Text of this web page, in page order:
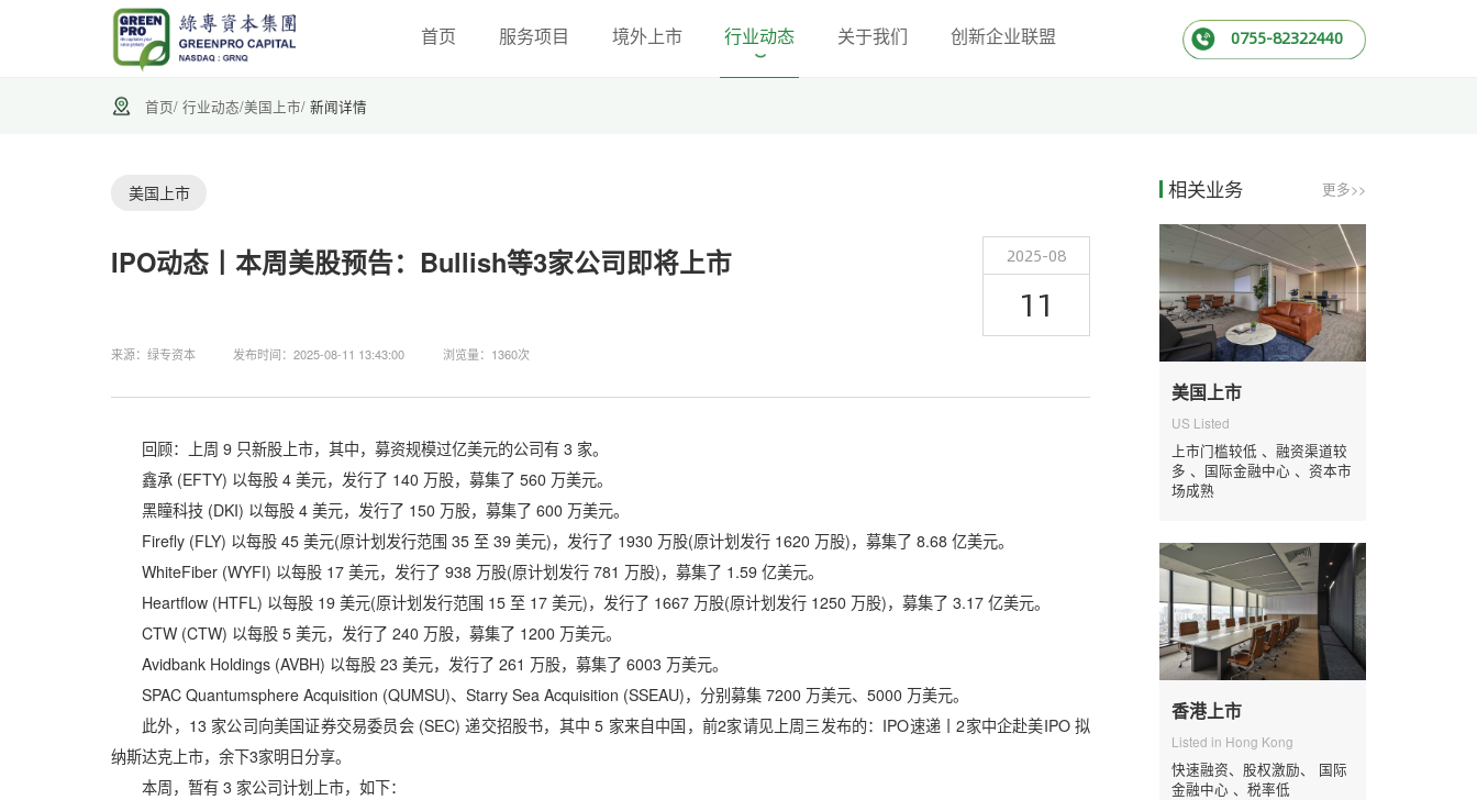
首页 服务项目 境外上市 行业动态 关于我们 创新企业联盟 0755-82322440
首页/行业动态/美国上市/ 新闻详情
美国上市
IPO动态丨本周美股预告：Bullish等3家公司即将上市 2025-08
11
来源：绿专资本 发布时间：2025-08-11 13:43:00 浏览量：1360次
回顾：上周 9 只新股上市，其中，募资规模过亿美元的公司有 3 家。
鑫承 (EFTY) 以每股 4 美元，发行了 140 万股，募集了 560 万美元。
黑瞳科技 (DKI) 以每股 4 美元，发行了 150 万股，募集了 600 万美元。
Firefly (FLY) 以每股 45 美元(原计划发行范围 35 至 39 美元)，发行了 1930 万股(原计划发行 1620 万股)，募集了 8.68 亿美元。
WhiteFiber (WYFI) 以每股 17 美元，发行了 938 万股(原计划发行 781 万股)，募集了 1.59 亿美元。
Heartflow (HTFL) 以每股 19 美元(原计划发行范围 15 至 17 美元)，发行了 1667 万股(原计划发行 1250 万股)，募集了 3.17 亿美元。
CTW (CTW) 以每股 5 美元，发行了 240 万股，募集了 1200 万美元。
Avidbank Holdings (AVBH) 以每股 23 美元，发行了 261 万股，募集了 6003 万美元。
SPAC Quantumsphere Acquisition (QUMSU)、Starry Sea Acquisition (SSEAU)，分别募集 7200 万美元、5000 万美元。
此外，13 家公司向美国证券交易委员会 (SEC) 递交招股书，其中 5 家来自中国，前2家请见上周三发布的：IPO速递丨2家中企赴美IPO 拟
纳斯达克上市，余下3家明日分享。
本周，暂有 3 家公司计划上市，如下：
相关业务 更多>>
美国上市
US Listed
上市门槛较低 、融资渠道较
多 、国际金融中心 、资本市
场成熟
香港上市
Listed in Hong Kong
快速融资、股权激励、 国际
金融中心 、税率低